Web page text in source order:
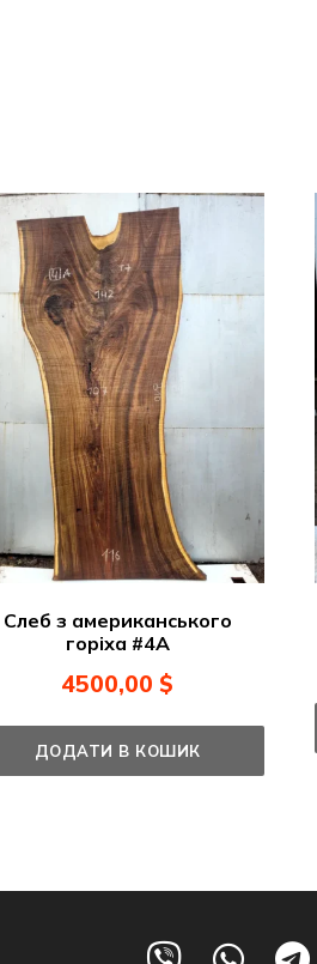
Слеб з американського
горіха #4А
4500,00$
ДОДАТИ В КОШИК